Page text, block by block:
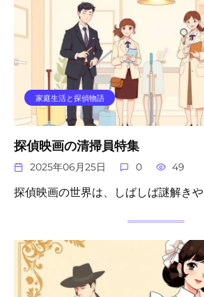
家庭生活と探偵物語
探偵映画の清掃員特集
2025年06月25日 0 49
探偵映画の世界は、しばしば謎解きや